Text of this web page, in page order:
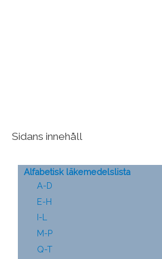
Sidans innehåll
Alfabetisk läkemedelslista
A-D
E-H
I-L
M-P
Q-T